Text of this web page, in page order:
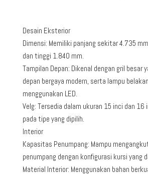
Desain Eksterior
Dimensi: Memiliki panjang sekitar 4.735
dan tinggi 1.840 mm.
Tampilan Depan: Dikenal dengan gril besar
depan bergaya modern, serta lampu
menggunakan LED.
Velg: Tersedia dalam ukuran 15 inci dan 16
pada tipe yang dipilih.
Interior
Kapasitas Penumpang: Mampu
penumpang dengan konfigurasi kursi yang
Material Interior: Menggunakan bahan